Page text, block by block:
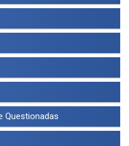
Questionadas